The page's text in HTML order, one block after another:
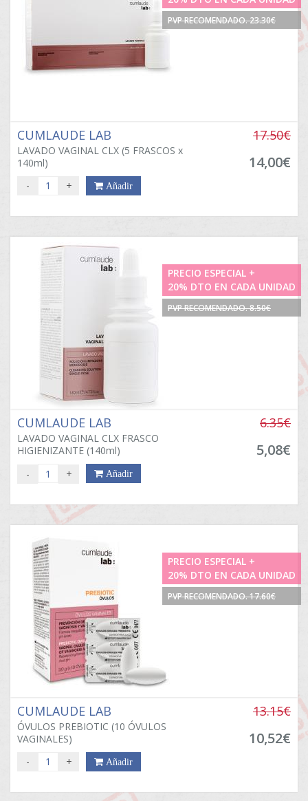
PVP RECOMENDADO. 23.30€
CUMLAUDE LAB
LAVADO VAGINAL CLX (5 FRASCOS x
140ml)
17.50€
14,00€
- + Añadir
PRECIO ESPECIAL +
20% DTO EN CADA UNIDAD
PVP RECOMENDADO. 8.50€
CUMLAUDE LAB
LAVADO VAGINAL CLX FRASCO
HIGIENIZANTE (140ml)
6.35€
5,08€
- + Añadir
PRECIO ESPECIAL +
20% DTO EN CADA UNIDAD
PVP RECOMENDADO. 17.60€
CUMLAUDE LAB
ÓVULOS PREBIOTIC (10 ÓVULOS
VAGINALES)
13.15€
10,52€
- + Añadir